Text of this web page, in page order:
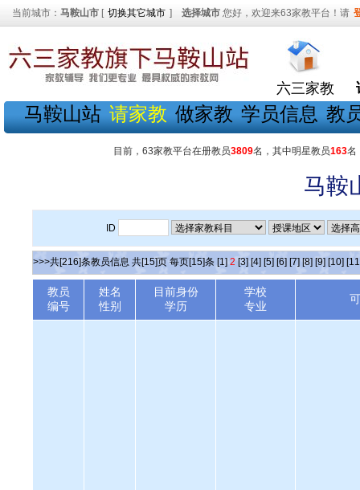
当前城市： 马鞍山市 [ 切换其它城市 ] 选择城市 您好，欢迎来63家教平台！请
六三家教
马鞍山站 请家教 做家教 学员信息 教
目前，63家教平台在册教员3809名，其中明星教员163名
马鞍
ID
>>>共[216]条教员信息 共[15]页 每页[15]条 [1] 2 [3] [4] [5] [6] [7] [8] [9] [10]
教员
编号
姓名
性别
目前身份
学历
学校
专业